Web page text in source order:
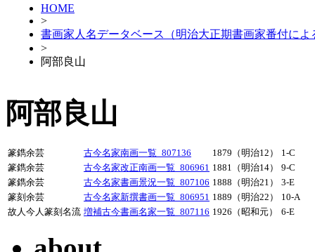
HOME
>
書画家人名データベース（明治大正期書画家番付によ
>
阿部良山
阿部良山
篆鐫余芸 古今名家南画一覧_807136 1879（明治12）
1-C
篆鐫余芸
古今名家改正南画一覧_806961 1881（明治14）
9-C
篆鐫余芸
古今名家書画景況一覧_807106 1888（明治21）
3-E
篆刻余芸
古今名家新撰書画一覧_806951 1889（明治22）
10-A
故人今人篆刻名流 増補古今書画名家一覧_807116 1926（昭和元） 6-E